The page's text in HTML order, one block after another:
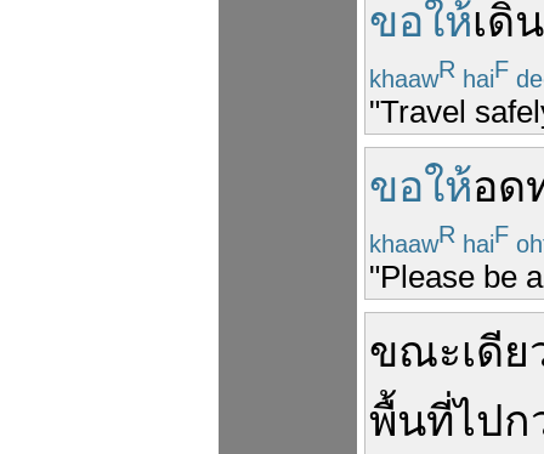
ขอให้เดิ
khaawR haiF
"Travel
ขอให้อด
khaawR haiF
"Please be
ขณะเดีย
พื้นที่ไปก